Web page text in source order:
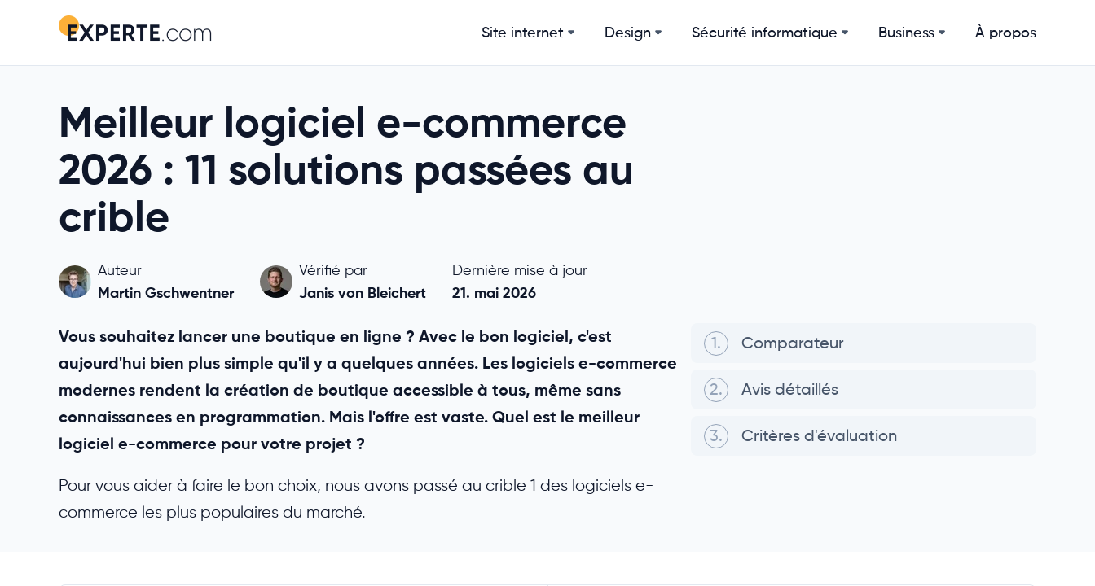
Site internet Design Sécurité informatique Business À propos
Meilleur logiciel e-commerce
2026 : 11 solutions passées au
crible
Auteur
Martin Gschwentner
Vérifié par
Janis von Bleichert
Dernière mise à jour
21. mai 2026
Vous souhaitez lancer une boutique en ligne ? Avec le bon logiciel, c'est
aujourd'hui bien plus simple qu'il y a quelques années. Les logiciels e-commerce
modernes rendent la création de boutique accessible à tous, même sans
connaissances en programmation. Mais l'offre est vaste. Quel est le meilleur
logiciel e-commerce pour votre projet ?
Pour vous aider à faire le bon choix, nous avons passé au crible 1 des logiciels e-
commerce les plus populaires du marché.
1. Comparateur
2. Avis détaillés
3. Critères d'évaluation